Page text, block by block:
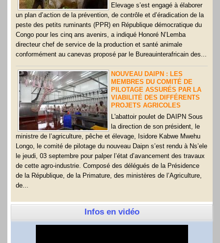
Elevage s’est engagé à élaborer
un plan d’action de la prévention, de contrôle et d’éradication de la
peste des petits ruminants (PPR) en République démocratique du
Congo pour les cinq ans avenirs, a indiqué Honoré N’Lemba
directeur chef de service de la production et santé animale
conformément au canevas proposé par le Bureauinterafricain des...
NOUVEAU DAIPN : LES
MEMBRES DU COMITÉ DE
PILOTAGE ASSURÉS PAR LA
VIABILITÉ DES DIFFÉRENTS
PROJETS AGRICOLES
L'abattoir poulet de DAIPN Sous
la direction de son président, le
ministre de l’agriculture, pêche et élevage, Isidore Kabwe Mwehu
Longo, le comité de pilotage du nouveau Daipn s’est rendu à Ns’ele
le jeudi, 03 septembre pour palper l’état d’avancement des travaux
de cette agro-industrie. Composé des délégués de la Présidence
de la République, de la Primature, des ministères de l’Agriculture,
de...
Infos en vidéo